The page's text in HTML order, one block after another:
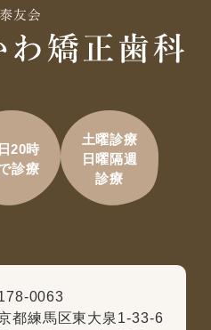
20時
診療
土曜診療
日曜隔週
診療
0063
都練馬区東大泉1-33-6